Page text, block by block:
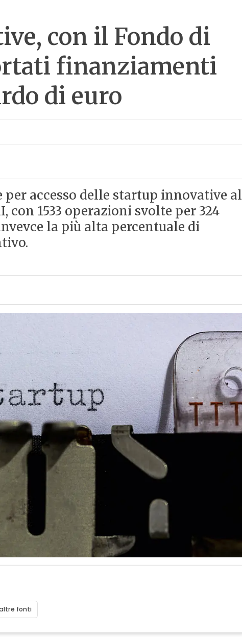
con il Fondo di
finanziamenti
di euro
accesso delle startup innovative al
con 1533 operazioni svolte per 324
la più alta percentuale di
fonti